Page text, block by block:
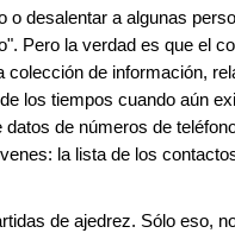
o desalentar a algunas
Pero la verdad es que el
de información,
los tiempos cuando aún
de números de
la lista de los
de ajedrez. Sólo eso,